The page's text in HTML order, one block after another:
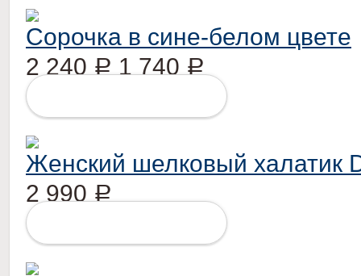
Сорочка в сине-белом цвете
2 240 Р 1 740 Р
Женский шелковый халатик
2 990 Р